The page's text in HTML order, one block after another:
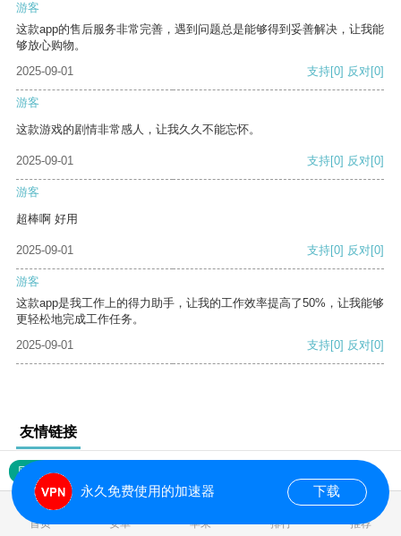
游客
这款app的售后服务非常完善，遇到问题总是能够得到妥善解决，让我能
够放心购物。
2025-09-01
支持[0] 反对[0]
游客
这款游戏的剧情非常感人，让我久久不能忘怀。
2025-09-01 支持[0] 反对[0]
游客
超棒啊 好用
2025-09-01 支持[0] 反对[0]
游客
这款app是我工作上的得力助手，让我的工作效率提高了50%，让我能够
更轻松地完成工作任务。
2025-09-01
支持[0] 反对[0]
友情链接
网站地图
首页 安卓 苹果 排行 推荐
永久免费使用的加速器 下载
0.018205s